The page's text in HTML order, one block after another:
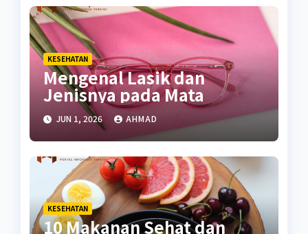
KESEHATAN
Mengenal Lasik dan
Jenisnya pada Mata
JUN 1, 2026 AHMAD
KESEHATAN
10 Makanan Sehat dan